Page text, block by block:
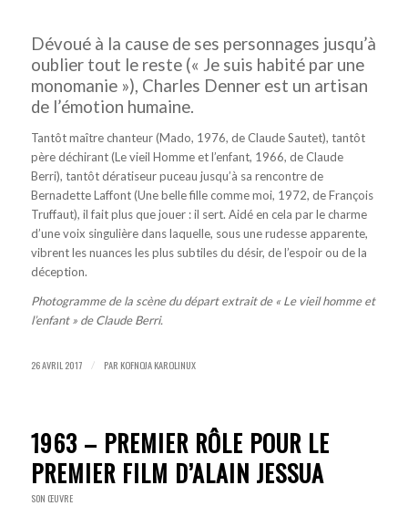
Dévoué à la cause de ses personnages jusqu’à
oublier tout le reste (« Je suis habité par une
monomanie »), Charles Denner est un artisan
de l’émotion humaine.
Tantôt maître chanteur (Mado, 1976, de Claude Sautet), tantôt
père déchirant (Le vieil Homme et l’enfant, 1966, de Claude
Berri), tantôt dératiseur puceau jusqu’à sa rencontre de
Bernadette Laffont (Une belle fille comme moi, 1972, de François
Truffaut), il fait plus que jouer : il sert. Aidé en cela par le charme
d’une voix singulière dans laquelle, sous une rudesse apparente,
vibrent les nuances les plus subtiles du désir, de l’espoir ou de la
déception.
Photogramme de la scène du départ extrait de « Le vieil homme et
l’enfant » de Claude Berri.
26 AVRIL 2017 / PAR KOFNOJA KAROLINUX
1963 – PREMIER RÔLE POUR LE
PREMIER FILM D’ALAIN JESSUA
SON ŒUVRE